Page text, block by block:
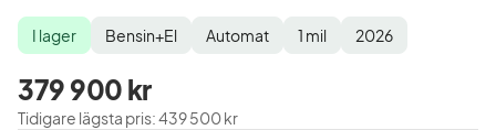
Lagerstatus
I lager
Drivmedel Bensin+El
Växellåda Automat
Mätarställning 1 mil
Modellår 2026
379 900 kr
Tidigare lägsta pris:439 500 kr